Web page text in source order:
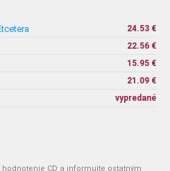
24.53 €
22.56 €
15.95 €
21.09 €
vypredané
hodnotenie CD a informujte ostatným